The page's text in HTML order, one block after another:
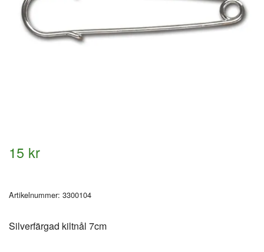
15 kr
Artikelnummer: 3300104
Silverfärgad kiltnål 7cm